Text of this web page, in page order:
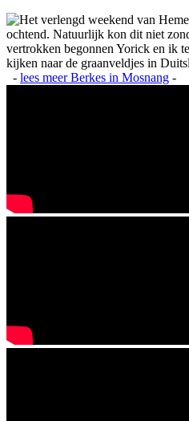
Het verlengd weekend van
ochtend. Natuurlijk kon dit niet
vertrokken begonnen Yorick en ik
kijken naar de graanveldjes in
- lees meerBerkes in Mosnang -